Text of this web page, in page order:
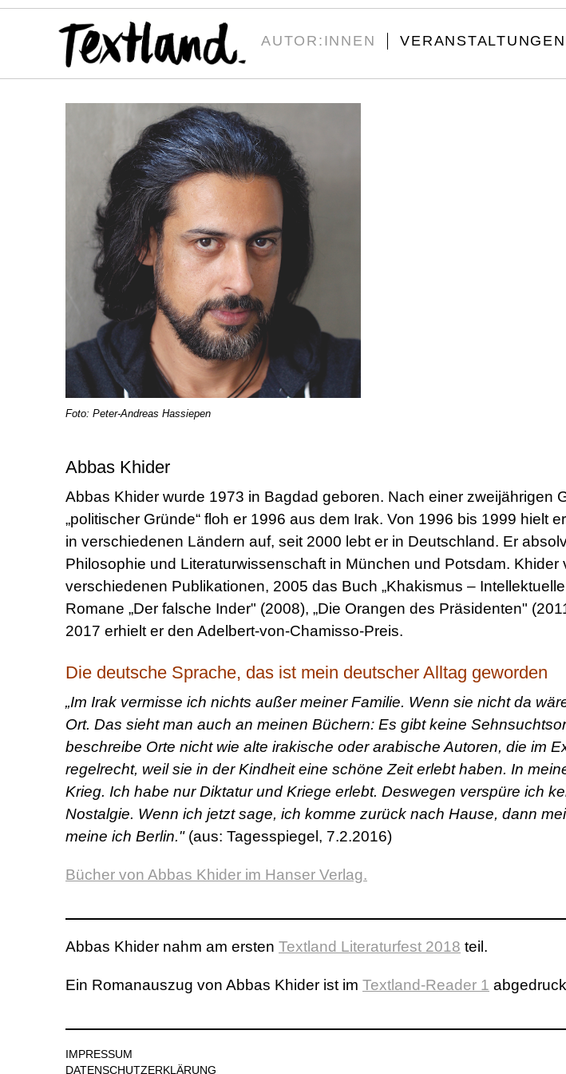
AUTOR:INNEN VERANSTALTUNGEN
Foto: Peter-Andreas Hassiepen
Abbas Khider
Abbas Khider wurde 1973 in Bagdad geboren. Nach einer zweijährigen
„politischer Gründe“ floh er 1996 aus dem Irak. Von 1996 bis 1999 hielt
in verschiedenen Ländern auf, seit 2000 lebt er in Deutschland. Er
Philosophie und Literaturwissenschaft in München und Potsdam. Khider
verschiedenen Publikationen, 2005 das Buch „Khakismus –
Romane „Der falsche Inder" (2008), „Die Orangen des Präsidenten"
2017 erhielt er den Adelbert-von-Chamisso-Preis.
Die deutsche Sprache, das ist mein deutscher Alltag geworden
„Im Irak vermisse ich nichts außer meiner Familie. Wenn sie nicht da
Ort. Das sieht man auch an meinen Büchern: Es gibt keine
beschreibe Orte nicht wie alte irakische oder arabische Autoren, die im
regelrecht, weil sie in der Kindheit eine schöne Zeit erlebt haben. In
Krieg. Ich habe nur Diktatur und Kriege erlebt. Deswegen verspüre ich
Nostalgie. Wenn ich jetzt sage, ich komme zurück nach Hause, dann
meine ich Berlin."(aus: Tagesspiegel, 7.2.2016)
Bücher von Abbas Khider im Hanser Verlag.
Abbas Khider nahm am ersten Textland Literaturfest 2018 teil.
Ein Romanauszug von Abbas Khider ist im Textland-Reader 1
IMPRESSUM
DATENSCHUTZERKLÄRUNG